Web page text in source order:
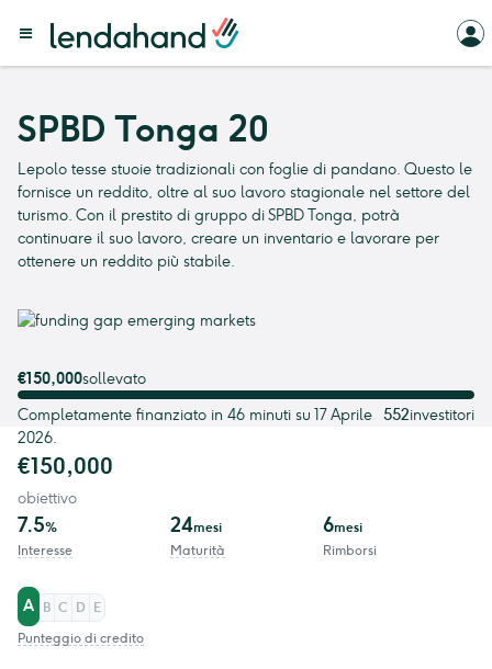
SPBD Tonga 20
Lepolo tesse stuoie tradizionali con foglie di pandano. Questo le
fornisce un reddito, oltre al suo lavoro stagionale nel settore del
turismo. Con il prestito di gruppo di SPBD Tonga, potrà
continuare il suo lavoro, creare un inventario e lavorare per
ottenere un reddito più stabile.
€150,000sollevato
Completamente finanziato in 46 minuti su 17 Aprile
2026.
552investitori
€150,000
obiettivo
7.5%
Interesse
24mesi
Maturità
6mesi
Rimborsi
A B C D
E
Punteggio di credito